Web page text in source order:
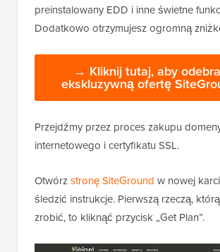
preinstalowany EDD i inne świetne
Dodatkowo otrzymujesz ogromną
→ Kliknij tutaj, aby
ekskluzywną ofertę
Przejdźmy przez proces zakupu
internetowego i certyfikatu SSL.
Otwórzstronę SiteGround w nowej
śledzić instrukcje. Pierwszą rzeczą,
zrobić, to kliknąć przycisk „Get Plan”.